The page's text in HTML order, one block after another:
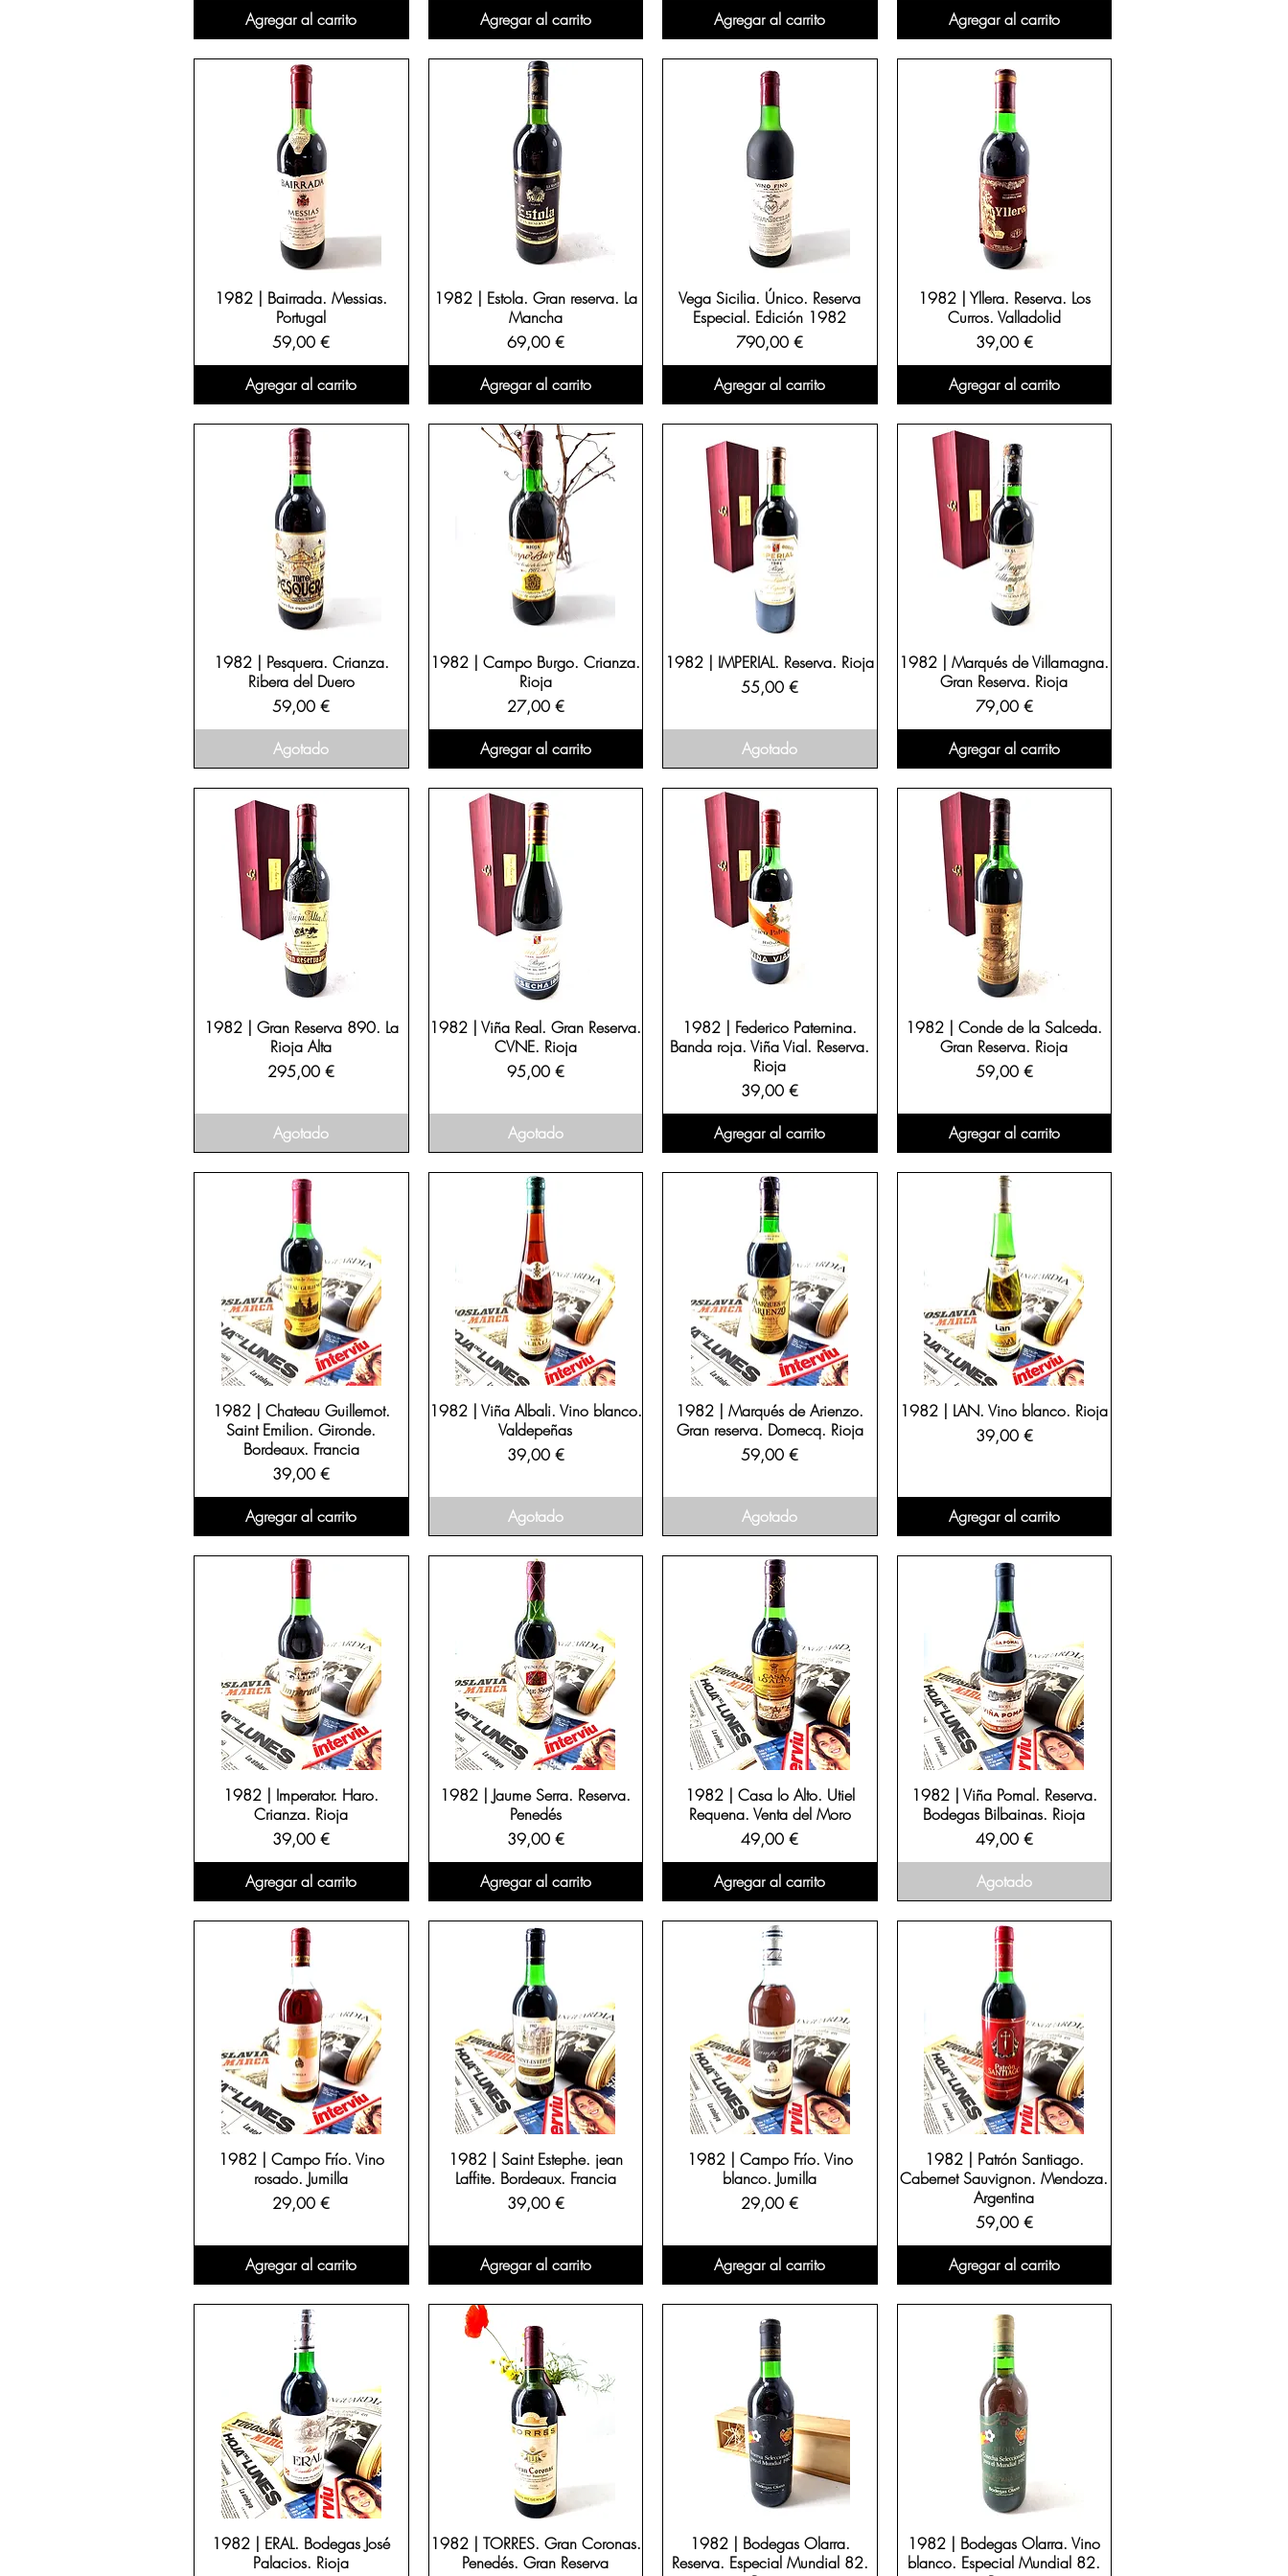
Agregar al carrito
Agregar al carrito
Agregar al carrito
Agregar al carrito
1982 | Bairrada. Messias.
Portugal
Precio
59,00 €
Agregar al carrito
1982 | Estola. Gran reserva. La
Mancha
Precio
69,00 €
Agregar al carrito
Vega Sicilia. Único. Reserva
Especial. Edición 1982
Precio
790,00 €
Agregar al carrito
1982 | Yllera. Reserva. Los
Curros. Valladolid
Precio
39,00 €
Agregar al carrito
1982 | Pesquera. Crianza.
Ribera del Duero
Precio
59,00 €
Agotado
1982 | Campo Burgo. Crianza.
Rioja
Precio
27,00 €
Agregar al carrito
1982 | IMPERIAL. Reserva. Rioja
Precio
55,00 €
Agotado
1982 | Marqués de Villamagna.
Gran Reserva. Rioja
Precio
79,00 €
Agregar al carrito
1982 | Gran Reserva 890. La
Rioja Alta
Precio
295,00 €
Agotado
1982 | Viña Real. Gran Reserva.
CVNE. Rioja
Precio
95,00 €
Agotado
1982 | Federico Paternina.
Banda roja. Viña Vial. Reserva.
Rioja
Precio
39,00 €
Agregar al carrito
1982 | Conde de la Salceda.
Gran Reserva. Rioja
Precio
59,00 €
Agregar al carrito
1982 | Chateau Guillemot.
Saint Emilion. Gironde.
Bordeaux. Francia
Precio
39,00 €
Agregar al carrito
1982 | Viña Albali. Vino blanco.
Valdepeñas
Precio
39,00 €
Agotado
1982 | Marqués de Arienzo.
Gran reserva. Domecq. Rioja
Precio
59,00 €
Agotado
1982 | LAN. Vino blanco. Rioja
Precio
39,00 €
Agregar al carrito
1982 | Imperator. Haro.
Crianza. Rioja
Precio
39,00 €
Agregar al carrito
1982 | Jaume Serra. Reserva.
Penedés
Precio
39,00 €
Agregar al carrito
1982 | Casa lo Alto. Utiel
Requena. Venta del Moro
Precio
49,00 €
Agregar al carrito
1982 | Viña Pomal. Reserva.
Bodegas Bilbainas. Rioja
Precio
49,00 €
Agotado
1982 | Campo Frío. Vino
rosado. Jumilla
Precio
29,00 €
Agregar al carrito
1982 | Saint Estephe. jean
Laffite. Bordeaux. Francia
Precio
39,00 €
Agregar al carrito
1982 | Campo Frío. Vino
blanco. Jumilla
Precio
29,00 €
Agregar al carrito
1982 | Patrón Santiago.
Cabernet Sauvignon. Mendoza.
Argentina
Precio
59,00 €
Agregar al carrito
1982 | ERAL. Bodegas José
Palacios. Rioja
1982 | TORRES. Gran Coronas.
Penedés. Gran Reserva
1982 | Bodegas Olarra.
Reserva. Especial Mundial 82.
1982 | Bodegas Olarra. Vino
blanco. Especial Mundial 82.